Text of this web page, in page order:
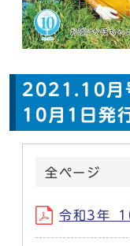
2021.10月
10月1日発
全ページ
令和3年